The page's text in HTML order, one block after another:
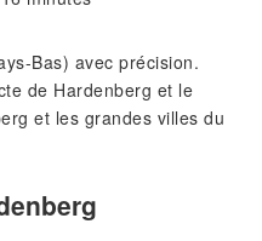
Bas) avec précision.
de Hardenberg et le
et les grandes villes du